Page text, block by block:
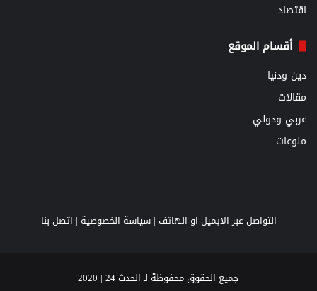
اقتصاد
أقسام الموقع
دين ودنيا
مقالات
عربي ودولي
منوعات
التواصل عبر الايميل او الهاتف |سياسة الخصوصية | اتصل بنا
جميع الحقوق محفوظة لـ الحدث 24 | 2020